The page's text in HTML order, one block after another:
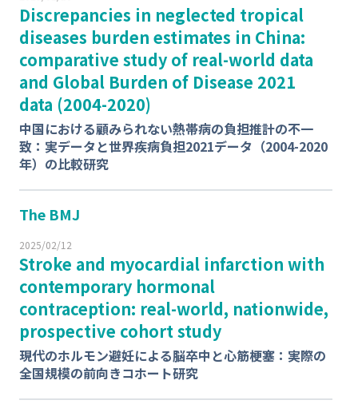
Discrepancies in neglected tropical
diseases burden estimates in China:
comparative study of real-world data
and Global Burden of Disease 2021
data (2004-2020)
中国における顧みられない熱帯病の負担推計の不一
致：実データと世界疾病負担2021データ（2004-2020
年）の比較研究
The BMJ
2025/02/12
Stroke and myocardial infarction with
contemporary hormonal
contraception: real-world, nationwide,
prospective cohort study
現代のホルモン避妊による脳卒中と心筋梗塞：実際の
全国規模の前向きコホート研究